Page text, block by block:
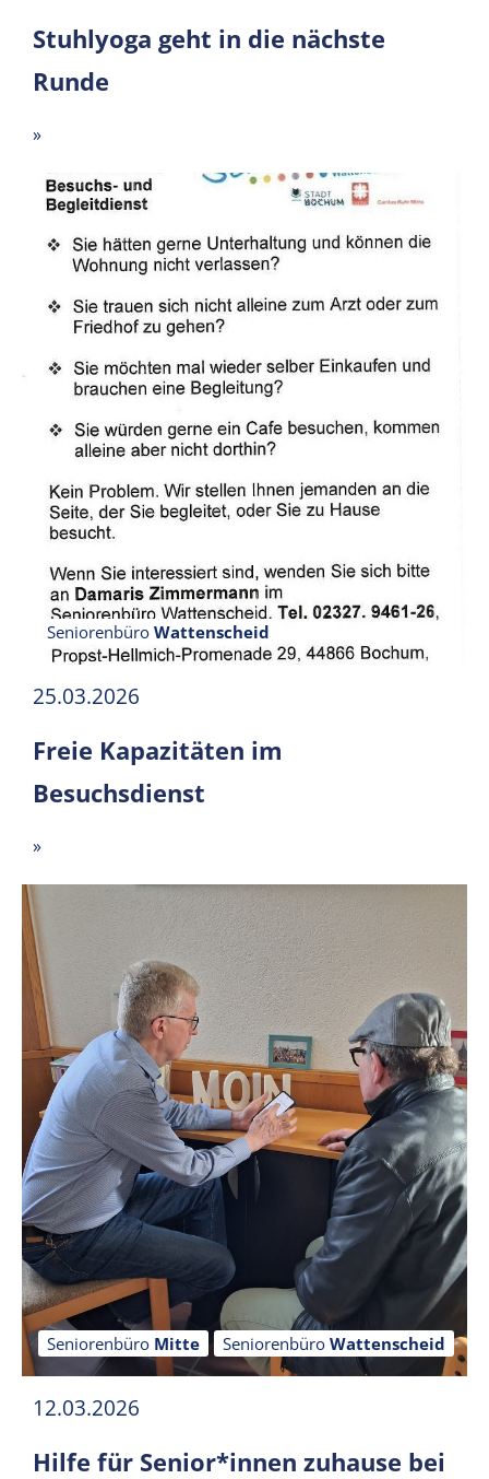
Stuhlyoga geht in die nächste
Runde
»
Seniorenbüro Wattenscheid
25.03.2026
Freie Kapazitäten im
Besuchsdienst
»
Seniorenbüro Mitte Seniorenbüro Wattenscheid
12.03.2026
Hilfe für Senior*innen zuhause bei